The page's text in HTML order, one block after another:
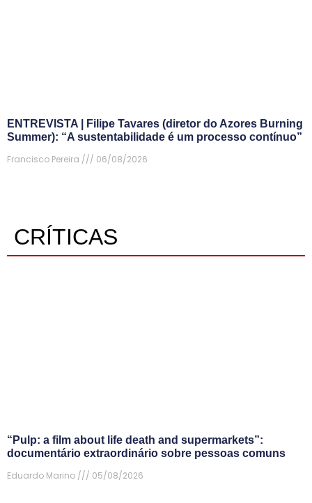
ENTREVISTA | Filipe Tavares (diretor do Azores Burning
Summer): “A sustentabilidade é um processo contínuo”
Francisco Pereira
06/08/2026
CRÍTICAS
“Pulp: a film about life death and supermarkets”:
documentário extraordinário sobre pessoas comuns
Eduardo Marino
05/08/2026